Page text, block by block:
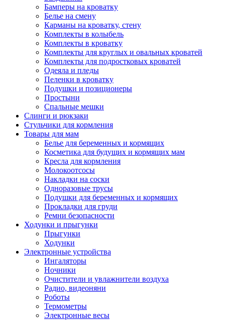
Бамперы на кроватку
Белье на смену
Карманы на кроватку, стену
Комплекты в колыбель
Комплекты в кроватку
Комплекты для круглых и овальных кроватей
Комплекты для подростковых кроватей
Одеяла и пледы
Пеленки в кроватку
Подушки и позиционеры
Простыни
Спальные мешки
Слинги и рюкзаки
Стульчики для кормления
Товары для мам
Белье для беременных и кормящих
Косметика для будущих и кормящих мам
Кресла для кормления
Молокоотсосы
Накладки на соски
Одноразовые трусы
Подушки для беременных и кормящих
Прокладки для груди
Ремни безопасности
Ходунки и прыгунки
Прыгунки
Ходунки
Электронные устройства
Ингаляторы
Ночники
Очистители и увлажнители воздуха
Радио, видеоняни
Роботы
Термометры
Электронные весы